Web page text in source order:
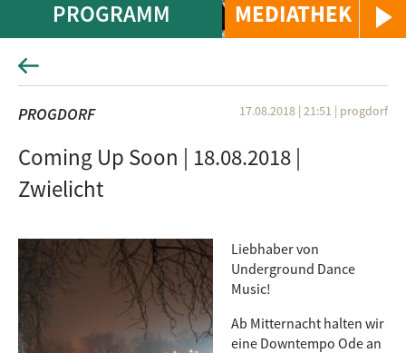
MEDIATHEK
PROGRAMM
PROGDORF 17.08.2018 | 21:51 | progdorf
Coming Up Soon | 18.08.2018 |
Zwielicht
Liebhaber von
Underground Dance
Music!
Ab Mitternacht halten wir
eine Downtempo Ode an